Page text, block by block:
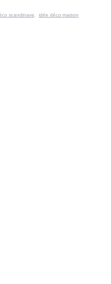
scandinave idée déco maison